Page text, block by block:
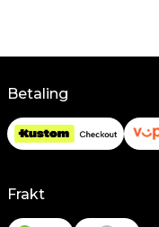
Betaling
Frakt